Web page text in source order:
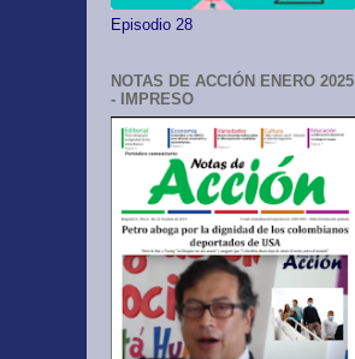
Episodio 28
NOTAS DE ACCIÓN ENERO 2025
- IMPRESO